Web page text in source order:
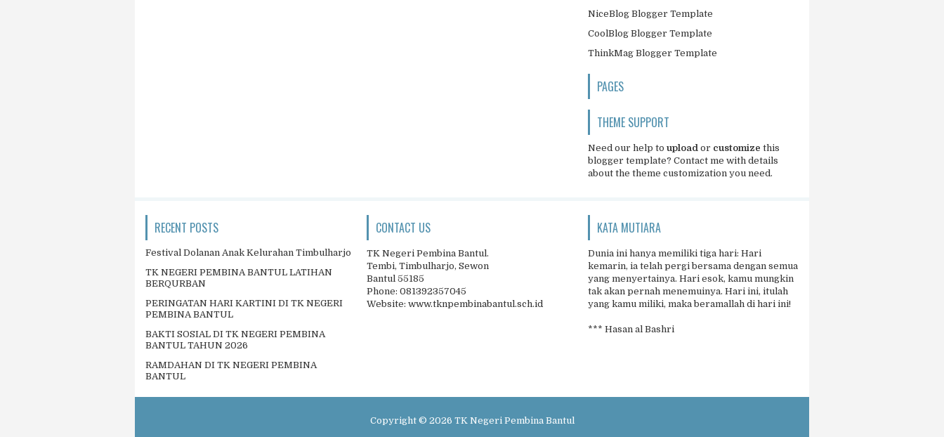
NiceBlog Blogger Template
CoolBlog Blogger Template
ThinkMag Blogger Template
PAGES
THEME SUPPORT
Need our help to upload or customize this
blogger template? Contact me with details
about the theme customization you need.
RECENT POSTS
Festival Dolanan Anak Kelurahan Timbulharjo
TK NEGERI PEMBINA BANTUL LATIHAN
BERQURBAN
PERINGATAN HARI KARTINI DI TK NEGERI
PEMBINA BANTUL
BAKTI SOSIAL DI TK NEGERI PEMBINA
BANTUL TAHUN 2026
RAMDAHAN DI TK NEGERI PEMBINA
BANTUL
CONTACT US
TK Negeri Pembina Bantul.
Tembi, Timbulharjo, Sewon
Bantul 55185
Phone: 081392357045
Website: www.tknpembinabantul.sch.id
KATA MUTIARA
Dunia ini hanya memiliki tiga hari: Hari
kemarin, ia telah pergi bersama dengan semua
yang menyertainya. Hari esok, kamu mungkin
tak akan pernah menemuinya. Hari ini, itulah
yang kamu miliki, maka beramallah di hari ini!
*** Hasan al Bashri
Copyright © 2026 TK Negeri Pembina Bantul